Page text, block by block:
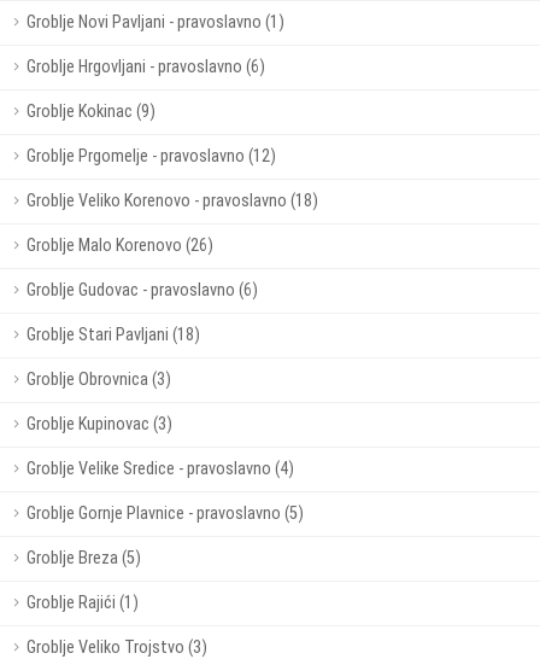
Groblje Novi Pavljani - pravoslavno (1)
Groblje Hrgovljani - pravoslavno (6)
Groblje Kokinac (9)
Groblje Prgomelje - pravoslavno (12)
Groblje Veliko Korenovo - pravoslavno (18)
Groblje Malo Korenovo (26)
Groblje Gudovac - pravoslavno (6)
Groblje Stari Pavljani (18)
Groblje Obrovnica (3)
Groblje Kupinovac (3)
Groblje Velike Sredice - pravoslavno (4)
Groblje Gornje Plavnice - pravoslavno (5)
Groblje Breza (5)
Groblje Rajići (1)
Groblje Veliko Trojstvo (3)